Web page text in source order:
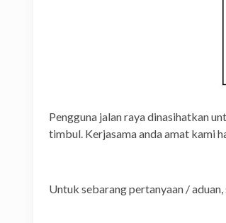
Pengguna jalan raya dinasihatkan
timbul. Kerjasama anda amat kami
Untuk sebarang pertanyaan / aduan,